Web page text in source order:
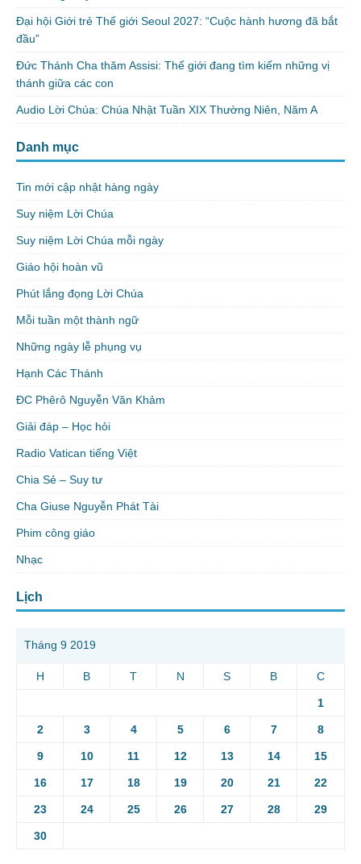
Đại hội Giới trẻ Thế giới Seoul 2027: “Cuộc hành hương đã bắt
đầu”
Đức Thánh Cha thăm Assisi: Thế giới đang tìm kiếm những vị
thánh giữa các con
Audio Lời Chúa: Chúa Nhật Tuần XIX Thường Niên, Năm A
Danh mục
Tin mới cập nhật hàng ngày
Suy niệm Lời Chúa
Suy niệm Lời Chúa mỗi ngày
Giáo hội hoàn vũ
Phút lắng đọng Lời Chúa
Mỗi tuần một thành ngữ
Những ngày lễ phụng vụ
Hạnh Các Thánh
ĐC Phêrô Nguyễn Văn Khảm
Giải đáp – Học hỏi
Radio Vatican tiếng Việt
Chia Sẻ – Suy tư
Cha Giuse Nguyễn Phát Tài
Phim công giáo
Nhạc
Lịch
Tháng 9 2019
H B T N S B C
1
2 3 4 5 6 7 8
9 10 11 12 13 14 15
16 17 18 19 20 21 22
23 24 25 26 27 28 29
30